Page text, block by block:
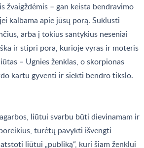
žvaigždėmis – gan keista bendravimo
kalbama apie jūsų porą. Suklusti
arba į tokius santykius neseniai
ir stipri pora, kurioje vyras ir moteris
– Ugnies ženklas, o skorpionas
kartu gyventi ir siekti bendro tikslo.
liūtui svarbu būti dievinamam ir
turėtų pavykti išvengti
liūtui „publiką“, kuri šiam ženklui